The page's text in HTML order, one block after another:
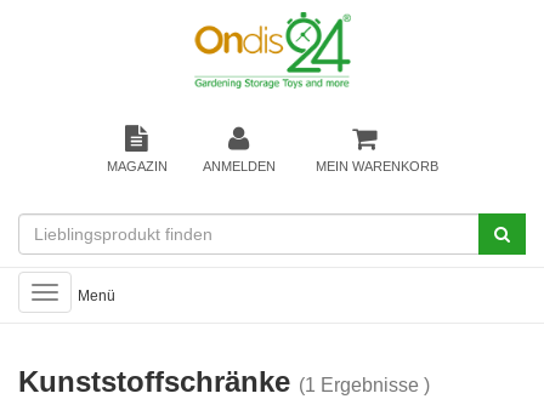
MAGAZIN ANMELDEN MEIN WARENKORB
Toggle
navigation
Menü
Kunststoffschränke (1 Ergebnisse )